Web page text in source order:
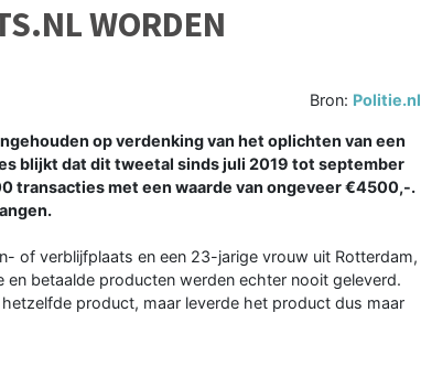
WORDEN
Bron: Politie.nl
op verdenking van het oplichten van een
blijkt dat dit tweetal sinds juli 2019 tot september
transacties met een waarde van ongeveer €4500,-.
of verblijfplaats en een 23-jarige vrouw uit Rotterdam,
betaalde producten werden echter nooit geleverd.
product, maar leverde het product dus maar